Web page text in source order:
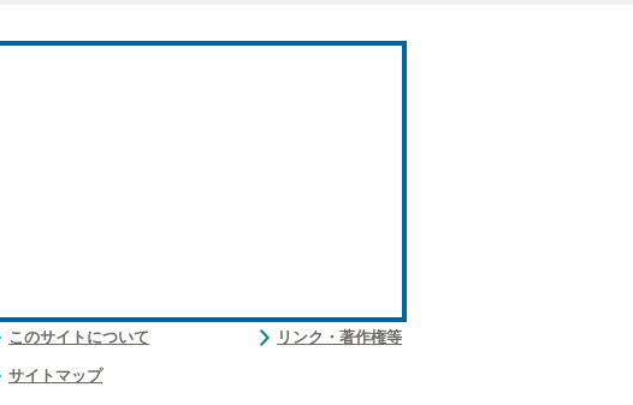
このサイトについて
サイトマップ
リンク・著作権等